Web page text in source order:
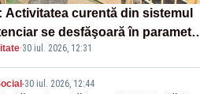
Activitatea curentă din sistemul
se desfăşoară în parametri
·30 iul. 2026, 12:31
-30 iul. 2026, 12:44